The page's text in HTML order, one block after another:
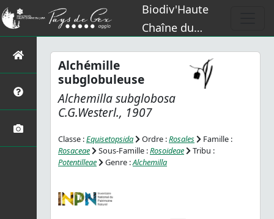
Biodiv'Haute
Chaîne du
Alchémille
subglobuleuse
Alchemilla subglobosa
C.G.Westerl., 1907
Classe :Equisetopsida Ordre :Rosales
Famille :
Rosaceae
Sous-Famille :Rosoideae
Tribu :
Potentilleae
Genre :Alchemilla